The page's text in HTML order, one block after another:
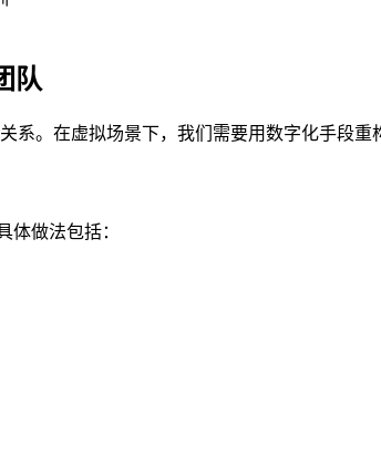
队
。在虚拟场景下，我们需要用数字化手段重
做法包括：